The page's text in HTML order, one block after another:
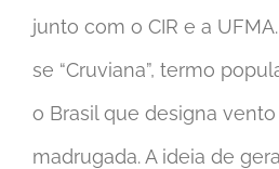
junto com o CIR e a
se “Cruviana”, termo
o Brasil que designa
madrugada. A ideia de